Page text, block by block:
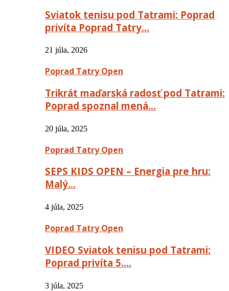
Sviatok tenisu pod Tatrami: Poprad
privíta Poprad Tatry…
21 júla, 2026
Poprad Tatry Open
Trikrát maďarská radosť pod Tatrami:
Poprad spoznal mená…
20 júla, 2025
Poprad Tatry Open
SEPS KIDS OPEN – Energia pre hru:
Malý…
4 júla, 2025
Poprad Tatry Open
VIDEO Sviatok tenisu pod Tatrami:
Poprad privíta 5….
3 júla, 2025